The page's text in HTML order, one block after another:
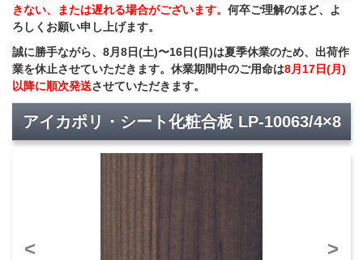
きない、または遅れる場合がございます。 何卒ご理解のほど、よ
ろしくお願い申し上げます。
誠に勝手ながら、8月8日(土)〜16日(日)は夏季休業のため、出荷作
業を休止させていただきます。休業期間中のご用命は8月17日(月)
以降に順次発送させていただきます。
アイカポリ・シート化粧合板 LP-10063/4×8
< >